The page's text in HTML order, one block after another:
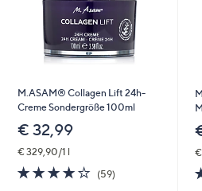
M.ASAM® Collagen Lift 24h-
Creme Sondergröße 100ml
€ 32,99
€ 329,90/1 l
3.8
von
(59)59
€